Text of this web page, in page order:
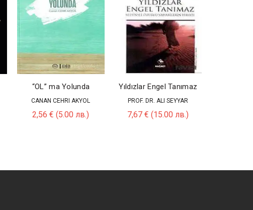
“OL” ma Yolunda
CANAN CEHRI AKYOL
2,56€ (5.00 лв.)
Yıldızlar Engel Tanımaz
PROF. DR. ALI SEYYAR
7,67€ (15.00 лв.)